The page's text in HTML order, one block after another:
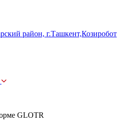
район, г.Ташкент,Козиробот
GLOTR